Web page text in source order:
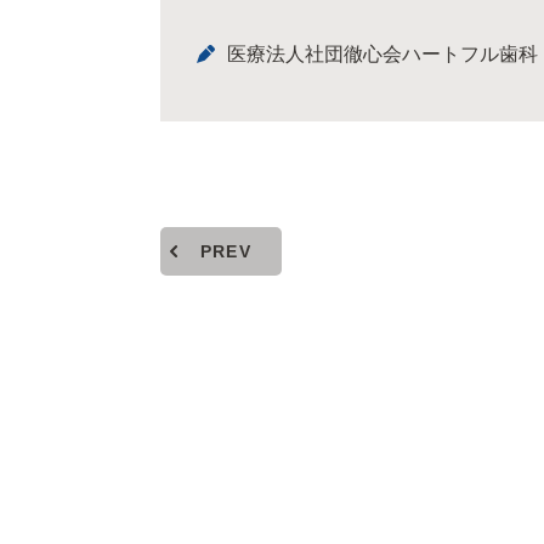
医療法人社団徹心会ハートフル歯科
PREV